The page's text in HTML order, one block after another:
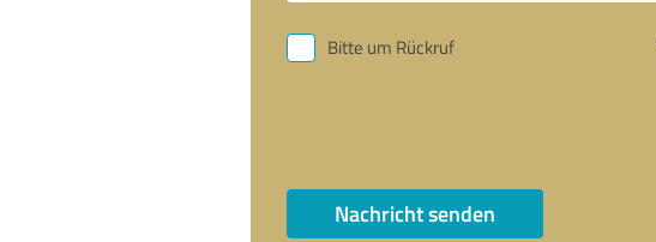
Bitte um Rückruf
Nachricht senden